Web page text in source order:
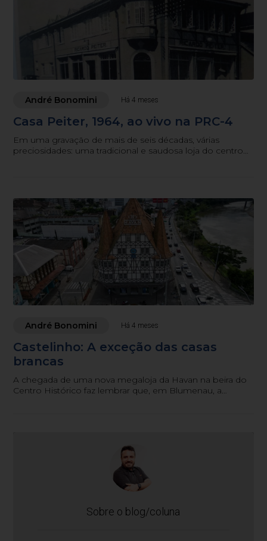
André Bonomini Há 4 meses
Casa Peiter, 1964, ao vivo na PRC-4
Em uma gravação de mais de seis décadas, várias
preciosidades: uma tradicional e saudosa loja do centro
André Bonomini Há 4 meses
Castelinho: A exceção das casas
brancas
A chegada de uma nova megaloja da Havan na beira do
Centro Histórico faz lembrar que, em Blumenau, a
Sobre o blog/coluna